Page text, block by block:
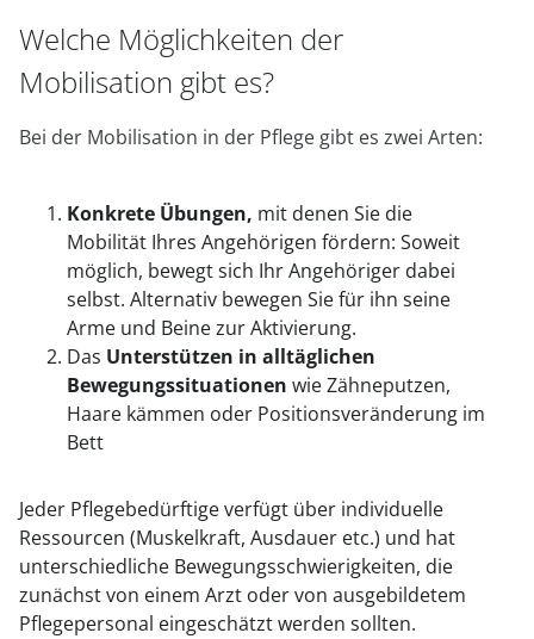
Welche Möglichkeiten der
Mobilisation gibt es?
Bei der Mobilisation in der Pflege gibt es zwei Arten:
Konkrete Übungen, mit denen Sie die
Mobilität Ihres Angehörigen fördern: Soweit
möglich, bewegt sich Ihr Angehöriger dabei
selbst. Alternativ bewegen Sie für ihn seine
Arme und Beine zur Aktivierung.
Das Unterstützen in alltäglichen
Bewegungssituationen wie Zähneputzen,
Haare kämmen oder Positionsveränderung im
Bett
Jeder Pflegebedürftige verfügt über individuelle
Ressourcen (Muskelkraft, Ausdauer etc.) und hat
unterschiedliche Bewegungsschwierigkeiten, die
zunächst von einem Arzt oder von ausgebildetem
Pflegepersonal eingeschätzt werden sollten.